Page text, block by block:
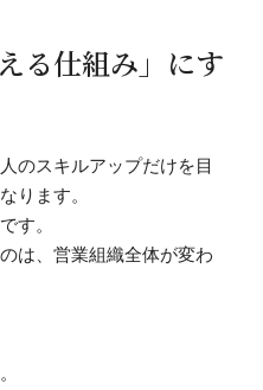
る仕組み」にす
のスキルアップだけを目
ります。
す。
は、営業組織全体が変わ